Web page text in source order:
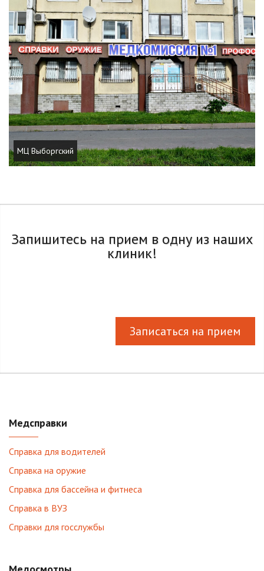
МЦ Выборгский
Запишитесь на прием в одну из наших
клиник!
Записаться на прием
Медсправки
Справка для водителей
Справка на оружие
Справка для бассейна и фитнеса
Справка в ВУЗ
Справки для госслужбы